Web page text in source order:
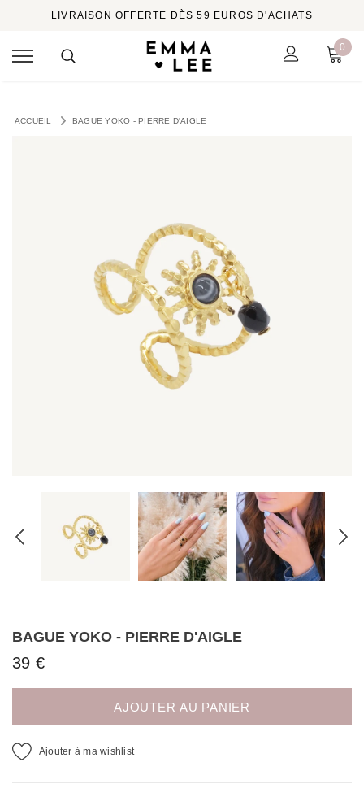
LIVRAISON OFFERTE DÈS 59 EUROS D'ACHATS
0
ACCUEIL BAGUE YOKO - PIERRE D'AIGLE
BAGUE YOKO - PIERRE D'AIGLE
39 €
Ajouter à ma wishlist